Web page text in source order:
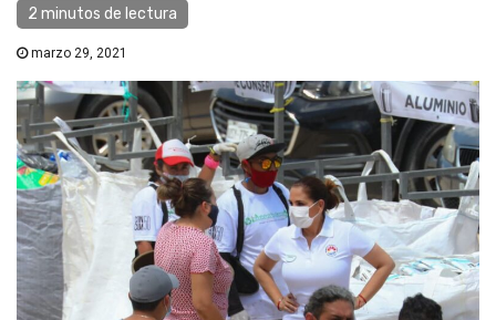
2 minutos de lectura
marzo 29, 2021